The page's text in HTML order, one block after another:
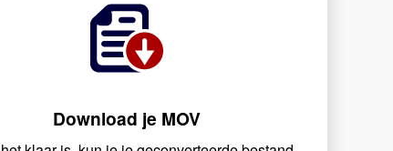
Download je MOV